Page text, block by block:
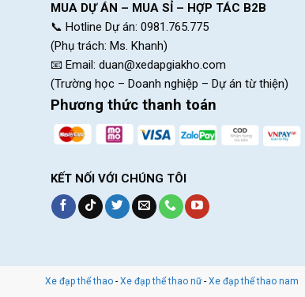
MUA DỰ ÁN – MUA SỈ – HỢP TÁC B2B
📞 Hotline Dự án: 0981.765.775
(Phụ trách: Ms. Khanh)
📧 Email: duan@xedapgiakho.com
(Trường học – Doanh nghiệp – Dự án từ thiện)
Phương thức thanh toán
KẾT NỐI VỚI CHÚNG TÔI
Xe đạp thể thao - Xe đạp thể thao nữ- Xe đạp thể thao nam